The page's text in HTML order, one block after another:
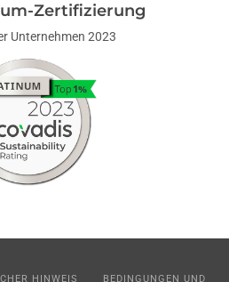
Zertifizierung
Unternehmen 2023
HINWEIS BEDINGUNGEN UND